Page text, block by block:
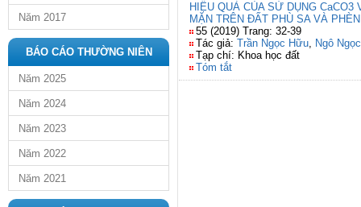
Năm 2017
BÁO CÁO THƯỜNG NIÊN
Năm 2025
Năm 2024
Năm 2023
Năm 2022
Năm 2021
HIỆU QUẢ CỦA SỬ DỤNG
MẶN TRÊN ĐẤT PHÙ SA VÀ PHÈN
55 (2019) Trang: 32-39
Tác giả: Trần Ngọc Hữu, Ngô
Tạp chí: Khoa học đất
Tóm tắt